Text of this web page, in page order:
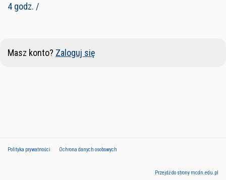
4 godz. /
Masz konto? Zaloguj się
Polityka prywatności Ochrona danych osobowych
Przejdź do strony mcdn.edu.pl